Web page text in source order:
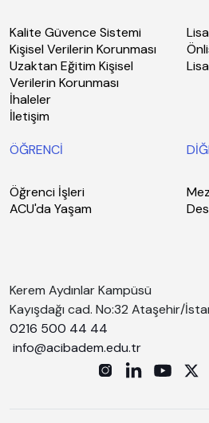
Kalite Güvence Sistemi
Kişisel Verilerin Korunması
Uzaktan Eğitim Kişisel
Verilerin Korunması
İhaleler
İletişim
ÖĞRENCİ
Öğrenci İşleri
ACU'da Yaşam
Kerem Aydınlar Kampüsü
Kayışdağı cad. No:32 Ataşehir/
0216 500 44 44
info@acibadem.edu.tr